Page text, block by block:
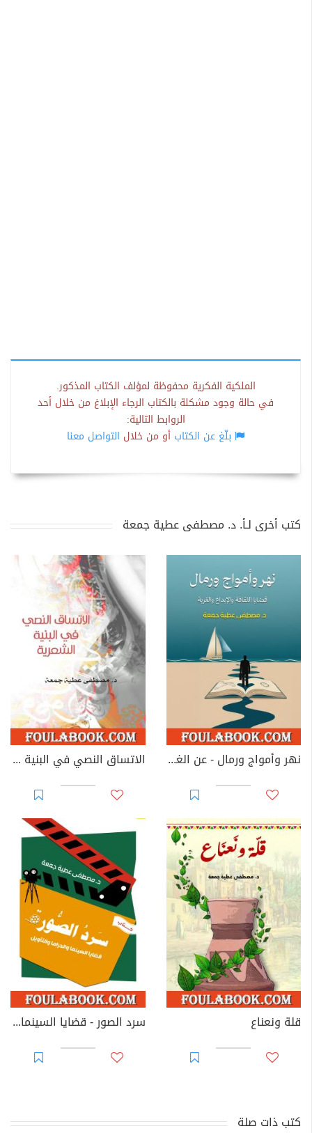
الملكية الفكرية محفوظة لمؤلف الكتاب المذكور.
في حالة وجود مشكلة بالكتاب الرجاء الإبلاغ من خلال أحد
الروابط التالية:
بلّغ عن الكتاب أو من خلال التواصل معنا
كتب أخرى لـأ. د. مصطفى عطية جمعة
نهر وأمواج ورمال - عن الغربة والثقافة والمثقفين الاتساق النصي في البنية الشعرية - قصائد جيكور لبدر شاكر السياب نموذجا
قلة ونعناع سرد الصور - قضايا السينما والدراما والتأويل
كتب ذات صلة